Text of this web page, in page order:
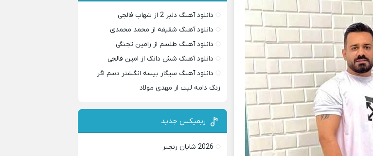
دانلود آهنگ دلبر 2 از شهاب فالجی
دانلود آهنگ شقیقه از محمد محمدی
دانلود آهنگ طلسم از رامین تجنگی
دانلود آهنگ شش دانگ از امین فالجی
دانلود آهنگ سیگار بیسه انگشتر دسم اگر
زنگ دامه لیت از مهدی مولاد
ریمیکس جدید
2026 شایان رنجبر